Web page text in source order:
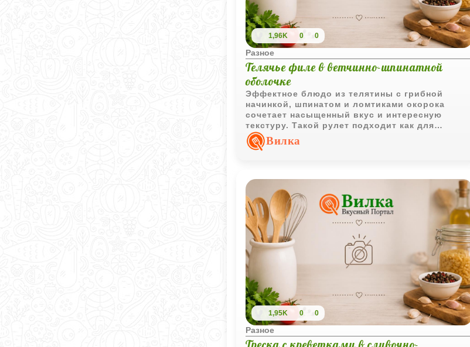
1,96K 0 0
Разное
Телячье филе в ветчинно-шпинатной
оболочке
Эффектное блюдо из телятины с грибной
начинкой, шпинатом и ломтиками окорока
сочетает насыщенный вкус и интересную
текстуру. Такой рулет подходит как для
повседневного меню, так и для особого случая.
Вилка
1,95K 0 0
Разное